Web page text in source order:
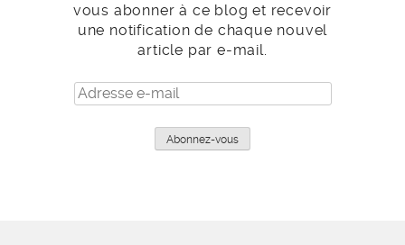
vous abonner à ce blog et recevoir
une notification de chaque nouvel
article par e-mail.
Adresse
e-
Abonnez-vous